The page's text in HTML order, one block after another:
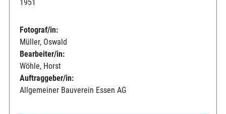
1951
Fotograf/in:
Müller, Oswald
Bearbeiter/in:
Wöhle, Horst
Auftraggeber/in:
Allgemeiner Bauverein Essen AG